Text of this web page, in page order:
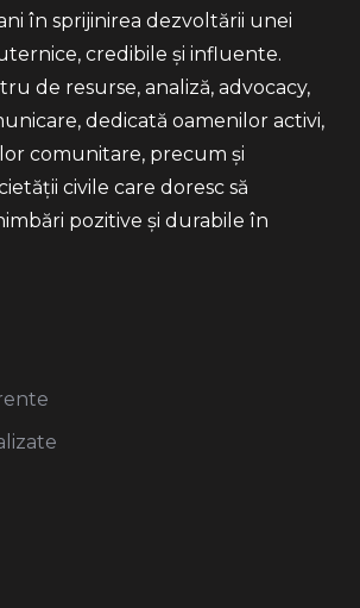
în sprijinirea dezvoltării unei
credibile și influente.
de resurse, analiză, advocacy,
dedicată oamenilor activi,
comunitare, precum și
civile care doresc să
pozitive și durabile în